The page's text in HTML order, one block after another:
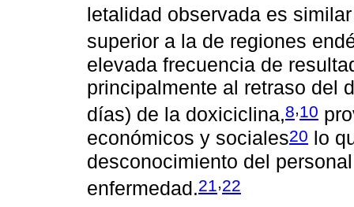
letalidad observada es
superior a la de regiones
elevada frecuencia de
principalmente al retraso del
días) de la doxiciclina,8,10
económicos y sociales20 lo
desconocimiento del
enfermedad.21 22